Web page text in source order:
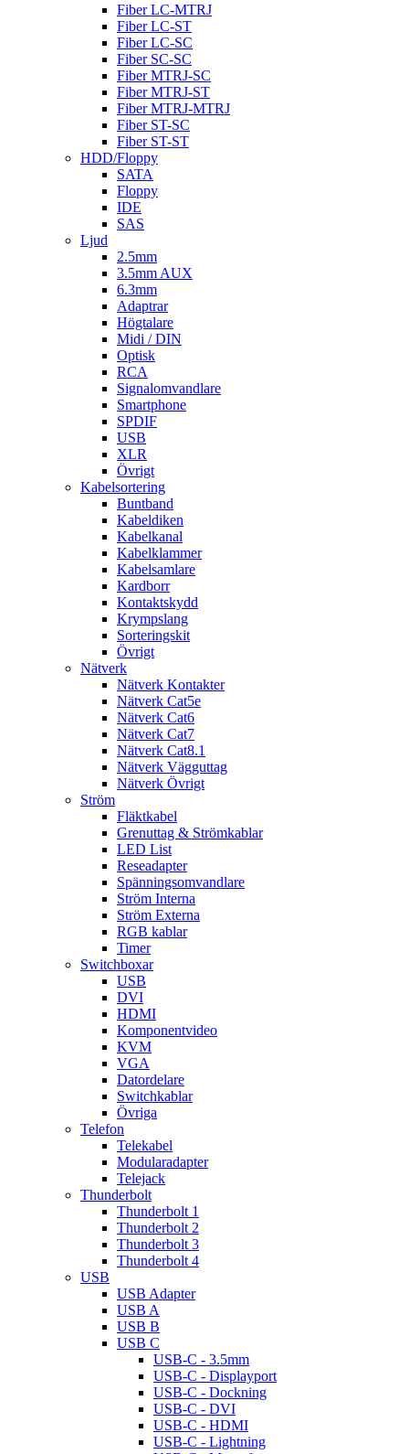
Fiber LC-MTRJ
Fiber LC-ST
Fiber LC-SC
Fiber SC-SC
Fiber MTRJ-SC
Fiber MTRJ-ST
Fiber MTRJ-MTRJ
Fiber ST-SC
Fiber ST-ST
HDD/Floppy
SATA
Floppy
IDE
SAS
Ljud
2.5mm
3.5mm AUX
6.3mm
Adaptrar
Högtalare
Midi / DIN
Optisk
RCA
Signalomvandlare
Smartphone
SPDIF
USB
XLR
Övrigt
Kabelsortering
Buntband
Kabeldiken
Kabelkanal
Kabelklammer
Kabelsamlare
Kardborr
Kontaktskydd
Krympslang
Sorteringskit
Övrigt
Nätverk
Nätverk Kontakter
Nätverk Cat5e
Nätverk Cat6
Nätverk Cat7
Nätverk Cat8.1
Nätverk Vägguttag
Nätverk Övrigt
Ström
Fläktkabel
Grenuttag & Strömkablar
LED List
Reseadapter
Spänningsomvandlare
Ström Interna
Ström Externa
RGB kablar
Timer
Switchboxar
USB
DVI
HDMI
Komponentvideo
KVM
VGA
Datordelare
Switchkablar
Övriga
Telefon
Telekabel
Modularadapter
Telejack
Thunderbolt
Thunderbolt 1
Thunderbolt 2
Thunderbolt 3
Thunderbolt 4
USB
USB Adapter
USB A
USB B
USB C
USB-C - 3.5mm
USB-C - Displayport
USB-C - Dockning
USB-C - DVI
USB-C - HDMI
USB-C - Lightning